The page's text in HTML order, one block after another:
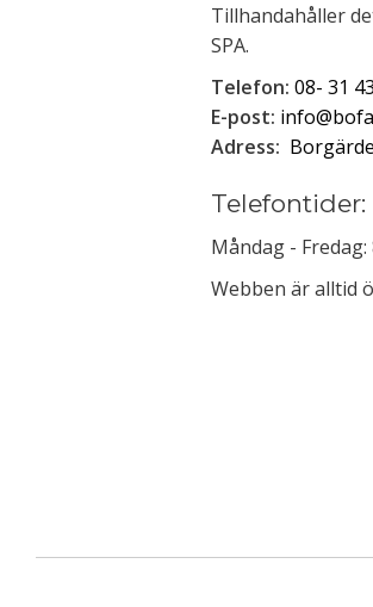
Tillhandahåller
SPA.
Telefon: 08- 31
E-post:
Adress:
Telefontider:
Måndag - Fredag:
Webben är alltid